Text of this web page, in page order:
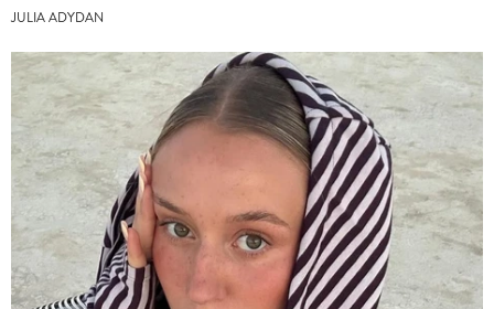
JULIA ADYDAN